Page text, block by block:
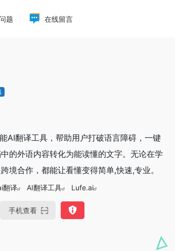
题 在线留言
AI翻译工具，帮助用户打破语言障碍，一键
的外语内容转化为能读懂的文字。无论在学
境合作，都能让看懂变得简单,快速,专业。
翻译 AI翻译工具 Lufe.ai
手机查看